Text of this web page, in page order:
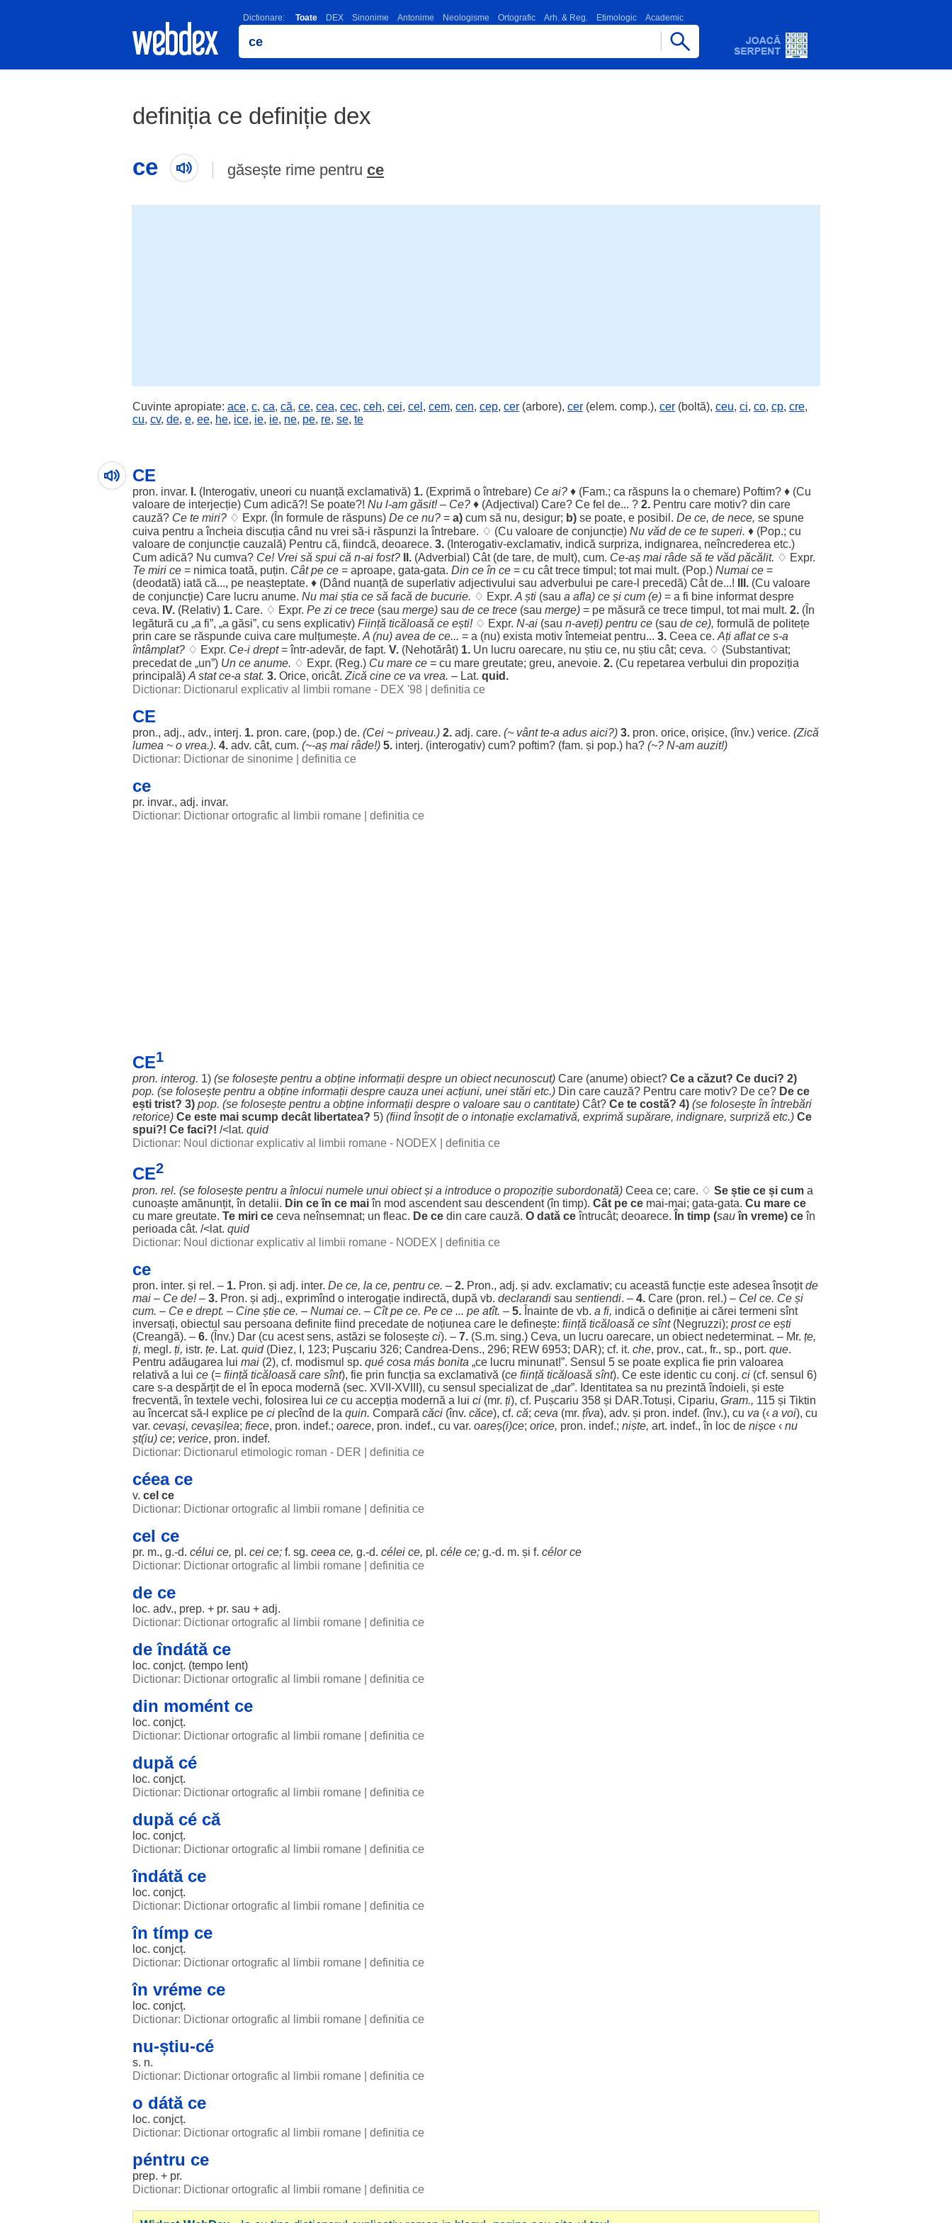
Dictionare: Toate DEX Sinonime Antonime Neologisme Ortografic Arh. & Reg. Etimologic Academic
definiția ce definiție dex
ce
găsește rime pentru ce
Cuvinte apropiate: ace, c, ca, că, ce, cea, cec, ceh, cei, cel , cem, cen, cep, cer (arbore), cer (elem. comp.), cer (boltă), ceu, ci, co, cp, cre,
cu, cv, de, e, ee, he, ice, ie, ie, ne, pe, re, se, te
CE
pron. invar. I. ( Interogativ, uneori cu nuanță exclamativă) 1. (Exprimă oîntrebare) Ce ai? ♦ (Fam.; ca răspuns la o chemare) Poftim? ♦ (Cu
valoare de interjecție) Cum adică?! Se poate?! Nu l-am găsit! – Ce? ♦ (Adjectival ) Care? Ce fel de... ? 2. Pentru care motiv? din care
cauză? Ce te miri? ♢ Expr. (În formule de răspuns) De ce nu? = a) cum să nu, desigur; b) se poate, e posibil . De ce, de nece, se spune
cuiva pentru aîncheia discuția când nu vrei să-i răspunzi laîntrebare. ♢ (Cu valoare de conjuncție) Nu vădde ce te superi. ♦ (Pop.; cu
valoare de conjuncție cauzală) Pentru că, fiindcă, deoarece. 3. ( Interogativ-exclamativ, indică surpriza, indignarea, neîncrederea etc.)
Cum adică? Nu cumva? Ce! Vrei să spui că n-ai fost? II. (Adverbial ) Cât (de tare, de mult), cum. Ce-aș mai râde să te văd păcălit. ♢ Expr.
Te miri ce = nimica toată, puțin. Cât pe ce = aproape, gata-gata. Din ce în ce = cu câttrece timpul ; tot mai mult. (Pop.) Numai ce =
(deodată) iată că..., pe neașteptate. ♦ (Dând nuanță de superlativ adjectivului sau adverbului pe care-l precedă) Cât de...! III. (Cu valoare
de conjuncție) Care lucru anume. Nu mai știa ce să facă de bucurie. ♢ Expr. A ști (sau a afla) ce și cum (e) = a fi bine informat despre
ceva. IV. (Relativ) 1. Care. ♢ Expr. Pe zi ce trece (sau merge) sau de ce trece (sau merge) = pe măsură ce trece timpul , tot mai mult. 2. (În
legătură cu „a fi”, „a găsi”, cu sens explicativ) Ființă ticăloasă ce ești!♢ Expr. N-ai (sau n-aveți) pentru ce (sau de ce), formulă de politețe
prin care se răspunde cuiva care mulțumește. A (nu) avea de ce... = a (nu) exista motiv întemeiat pentru... 3. Ceea ce. Ați aflatce s-a
întâmplat? ♢ Expr. Ce-i drept= într-adevăr, de fapt. V. (Nehotărât) 1. Un lucru oarecare, nu știu ce, nu știu cât; ceva. ♢ (Substantivat;
precedatde „un”) Un ce anume. ♢ Expr. (Reg.) Cu mare ce = cu mare greutate; greu, anevoie. 2. (Cu repetarea verbului din propoziția
principală) A statce-a stat. 3. Orice, oricât. Zică cine ce va vrea. – Lat. quid.
Dictionar: Dictionarul explicativ al limbii romane - DEX '98
definitia ce
CE
pron., adj., adv., interj. 1. pron. care, (pop.) de. (Cei ~ priveau.) 2. adj. care. (~ vântte-a adus aici?) 3. pron. orice, orișice, (înv.) verice. (Zică
lumea ~ o vrea.). 4. adv. cât, cum. (~-aș mai râde!) 5. interj. (interogativ) cum? poftim? (fam. și pop.) ha? (~? N-am auzit!)
Dictionar: Dictionar de sinonime
definitia ce
ce
pr. invar., adj. invar.
Dictionar: Dictionar ortografic al limbii romane
definitia ce
CE1
pron. interog. 1) (se folosește pentru a obține informații despre un obiect necunoscut) Care (anume) obiect? Ce a căzut? Ce duci? 2)
pop. (se folosește pentru a obține informații despre cauza unei acțiuni, unei stări etc.) Din care cauză? Pentru care motiv? De ce? De ce
ești trist? 3) pop. (se folosește pentru a obține informații despre o valoare sau o cantitate) Cât? Ce te costă? 4) (se folosește în întrebări
retorice) Ce este mai scump decât libertatea? 5) (fiind însoțitde o intonație exclamativă, exprimă supărare, indignare, surpriză etc.) Ce
spui?! Ce faci?! /<lat. quid
Dictionar: Noul dictionar explicativ al limbii romane - NODEX
definitia ce
CE2
pron. rel. (se folosește pentru a înlocui numele unui obiectși a introduce o propoziție subordonată) Ceea ce; care. ♢ Se știe ce și cum a
cunoaște amănunțit, în detalii. Din ce în ce maiîn mod ascendentsau descendent(în timp). Cât pe ce mai-mai; gata-gata. Cu mare ce
cu mare greutate. Te miri ce ceva neînsemnat; un fleac. De ce din care cauză. O dată ceîntrucât; deoarece. În timp (sauîn vreme) ceîn
perioada cât. /<lat. quid
Dictionar: Noul dictionar explicativ al limbii romane - NODEX
definitia ce
ce
pron. inter. și rel. – 1. Pron. și adj. inter. De ce, la ce, pentru ce. – 2. Pron., adj. și adv. exclamativ; cu această funcție este adesea însoțit de
mai – Ce de!– 3. Pron. și adj., exprimînd o interogație indirectă, după vb. declarandi sau sentiendi. – 4. Care (pron. rel.) – Cel ce. Ce și
cum. – Ce e drept. – Cine știe ce. – Numai ce. – Cîtpe ce. Pe ce ... pe atît. – 5. Înainte de vb. a fi, indică o definiție ai cărei termeni sînt
inversați, obiectul sau persoana definite fiind precedate de noțiunea care le definește: ființă ticăloasă ce sînt(Negruzzi); prostce ești
(Creangă). – 6. (Înv.) Dar (cu acestsens, astăzi se folosește ci). – 7. (S.m. sing.) Ceva, un lucru oarecare, un obiect nedeterminat. – Mr. țe,
ți, megl. ți, istr. țe. Lat. quid(Diez, I, 123; Pușcariu 326; Candrea-Dens., 296; REW 6953; DAR); cf. it. che, prov., cat., fr., sp., port. que.
Pentru adăugarea lui mai (2), cf. modismul sp. qué cosa más bonita „ce lucru minunat!”. Sensul 5 se poate explica fie prin valoarea
relativă a lui ce (= ființă ticăloasă care sînt), fie prin funcția sa exclamativă (ce ființă ticăloasă sînt). Ce este identic cu conj. ci (cf. sensul 6)
care s-a despărțitde el în epoca modernă (sec. XVII-XVIII), cu sensul specializatde „dar”. Identitatea sa nu prezintă îndoieli, și este
frecventă, în textele vechi, folosirea lui ce cu accepția modernă a lui ci (mr. ți), cf. Pușcariu 358 și DAR.Totuși, Cipariu, Gram., 115 și Tiktin
auîncercatsă-l explice pe ci plecînd de la quin. Compară căci (înv. căce), cf. că; ceva (mr. țîva), adv. și pron. indef. (înv.), cu va (‹ a voi), cu
var. cevași, cevașilea; fiece, pron. indef.; oarece, pron. indef., cu var. oareș(i)ce; orice, pron. indef.; niște, art. indef., în loc de nișce ‹ nu
șt(iu) ce; verice, pron. indef.
Dictionar: Dictionarul etimologic roman - DER
definitia ce
céea ce
v. cel ce
Dictionar: Dictionar ortografic al limbii romane
definitia ce
cel ce
pr. m., g.-d. célui ce, pl. cei ce; f. sg. ceea ce, g.-d. célei ce, pl. céle ce; g.-d. m. și f. célor ce
Dictionar: Dictionar ortografic al limbii romane
definitia ce
de ce
loc. adv., prep. + pr. sau + adj.
Dictionar: Dictionar ortografic al limbii romane
definitia ce
de îndátă ce
loc. conjcț. (tempo lent)
Dictionar: Dictionar ortografic al limbii romane
definitia ce
din momént ce
loc. conjcț.
Dictionar: Dictionar ortografic al limbii romane
definitia ce
după cé
loc. conjcț.
Dictionar: Dictionar ortografic al limbii romane
definitia ce
după cé că
loc. conjcț.
Dictionar: Dictionar ortografic al limbii romane
definitia ce
îndátă ce
loc. conjcț.
Dictionar: Dictionar ortografic al limbii romane
definitia ce
în tímp ce
loc. conjcț.
Dictionar: Dictionar ortografic al limbii romane
definitia ce
în vréme ce
loc. conjcț.
Dictionar: Dictionar ortografic al limbii romane
definitia ce
nu-știu-cé
s. n.
Dictionar: Dictionar ortografic al limbii romane
definitia ce
o dátă ce
loc. conjcț.
Dictionar: Dictionar ortografic al limbii romane
definitia ce
péntru ce
prep. + pr.
Dictionar: Dictionar ortografic al limbii romane
definitia ce